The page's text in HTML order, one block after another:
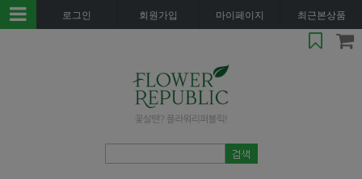
로그인 회원가입 마이페이지 최근본상품